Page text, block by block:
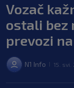
Vozač
ostali bez
prevozi
N1 Info 15.